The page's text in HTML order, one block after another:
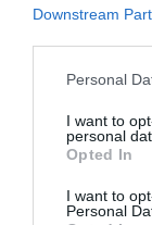
Downstream
Please note
not limited to
grant or deny
use your data
consent section.
Personal
I want to
personal
Opted In
I want to
Personal